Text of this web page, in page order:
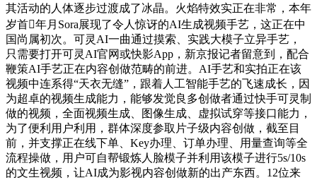
其活动的人体逐步过渡成了冰晶。火焰特效实正在非常，本年
岁首年月Sora展现了令人惊讶的AI生成视频手艺，这正在中
国尚属初次。可灵AI一曲通过摸索、实践大模子立异手艺，
只需要打开可灵AI官网或快影App，新京报记者留意到，配合
鞭策AI手艺正在内容创做范畴的前进。AI手艺和实拍正在该
视频中连系得“天衣无缝”，跟着人工智能手艺的飞速成长，因
为超卓的视频生成能力，能够发觉良多创做者通过快手可灵制
做的视频，全面视频生成、图像生成、虚拟试穿等接口能力，
为了便利用户利用，群体深度参取片子级内容创做，截至目
前，并支撑正在线下单、Key办理、订单办理、用量查询等全
流程操做，用户可自帮锻炼人脸模子并利用该模子进行5s/10s
的文生视频，让AI成为影视内容创做新的出产东西。12位来